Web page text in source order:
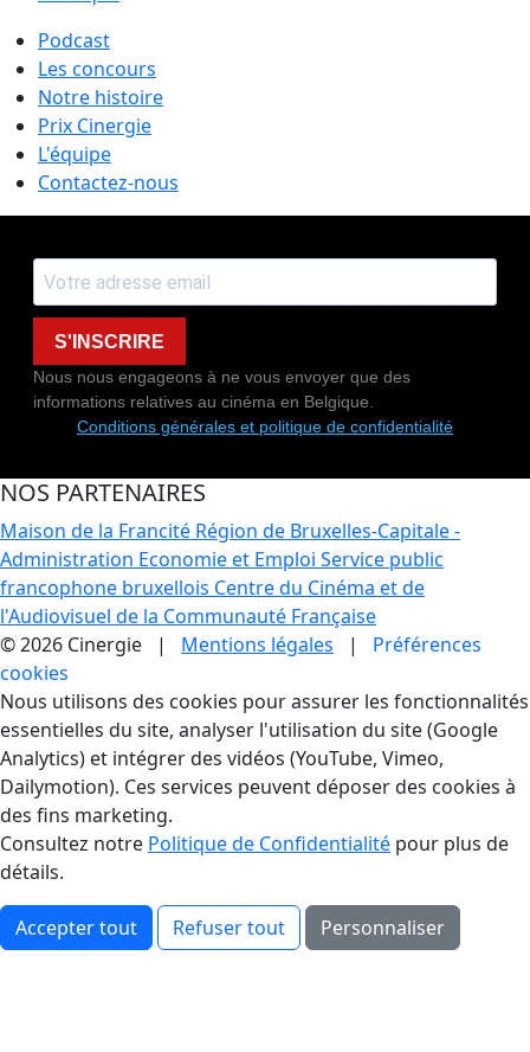
Podcast
Les concours
Notre histoire
Prix Cinergie
L'équipe
Contactez-nous
S'INSCRIRE
Nous nous engageons à ne vous envoyer que des
informations relatives au cinéma en Belgique.
Conditions générales et politique de confidentialité
NOS PARTENAIRES
Maison de la Francité Région de Bruxelles-Capitale -
Administration Economie et Emploi Service public
francophone bruxellois Centre du Cinéma et de
l'Audiovisuel de la Communauté Française
© 2026 Cinergie | Mentions légales | Préférences
cookies
Gestion des Cookies
Nous utilisons des cookies pour assurer les fonctionnalités
essentielles du site, analyser l'utilisation du site (Google
Analytics) et intégrer des vidéos (YouTube, Vimeo,
Dailymotion). Ces services peuvent déposer des cookies à
des fins marketing.
Consultez notre Politique de Confidentialité pour plus de
détails.
Accepter tout Refuser tout Personnaliser